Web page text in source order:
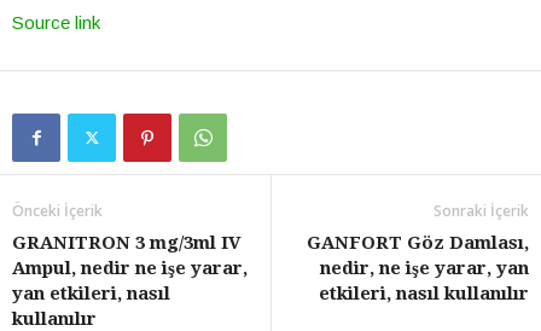
Source link
Önceki İçerik
GRANITRON 3 mg/3ml IV
Ampul, nedir ne işe yarar,
yan etkileri, nasıl
kullanılır
Sonraki İçerik
GANFORT Göz Damlası,
nedir, ne işe yarar, yan
etkileri, nasıl kullanılır